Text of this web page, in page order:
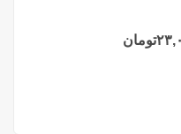
تومان